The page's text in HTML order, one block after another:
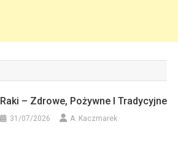
Raki – Zdrowe, Pożywne I Tradycyjne
31/07/2026 A. Kaczmarek